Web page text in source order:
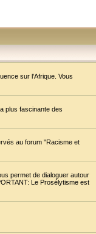
sur l'Afrique. Vous
plus fascinante des
au forum "Racisme et
permet de dialoguer autour
Le Prosélytisme est